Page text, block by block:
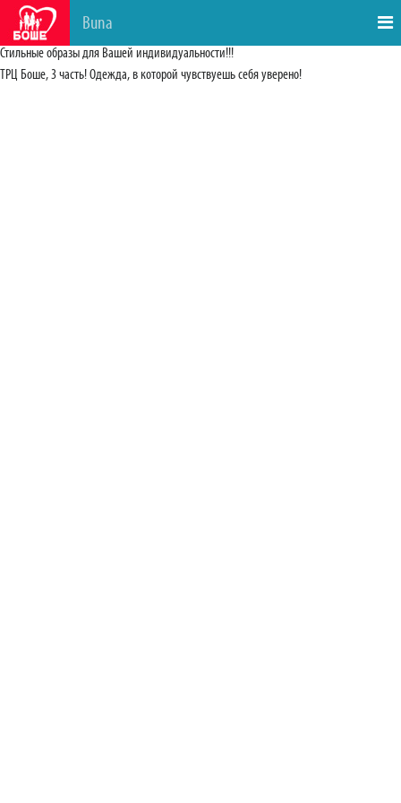
Buna
Стильные образы для Вашей индивидуальности!!!
ТРЦ Боше, 3 часть! Одежда, в которой чувствуешь себя уверено!